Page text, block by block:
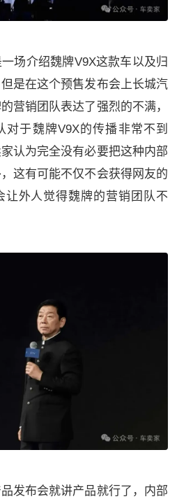
场介绍魏牌V9X这款车以及归
是在这个预售发布会上长城汽
营销团队表达了强烈的不满，
对于魏牌V9X的传播非常不到
认为完全没有必要把这种内部
这有可能不仅不会获得网友的
让外人觉得魏牌的营销团队不
发布会就讲产品就行了，内部